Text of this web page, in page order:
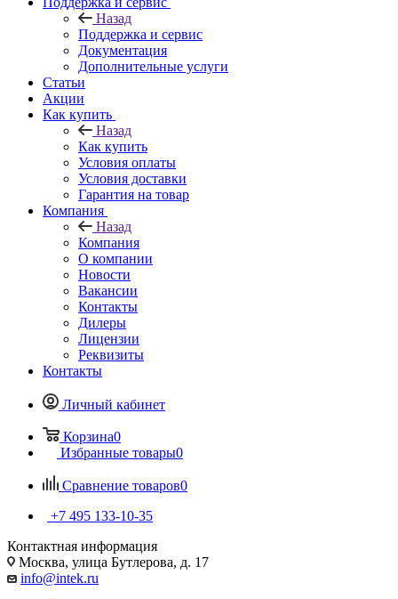
Назад
Поддержка и сервис
Документация
Дополнительные услуги
Статьи
Акции
Как купить
Назад
Как купить
Условия оплаты
Условия доставки
Гарантия на товар
Компания
Назад
Компания
О компании
Новости
Вакансии
Контакты
Дилеры
Лицензии
Реквизиты
Контакты
Личный кабинет
Корзина0
Избранные товары0
Сравнение товаров0
+7 495 133-10-35
Контактная информация
Москва, улица Бутлерова, д. 17
info@intek.ru